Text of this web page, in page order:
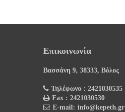
Επικοινωνία
Βασσάνη 9, 38333, Βόλος
Τηλέφωνο : 2421030535
Fax : 2421030530
E-mail: info@kepeth.gr